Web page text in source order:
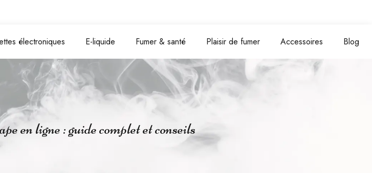
électroniques E-liquide Fumer & santé Plaisir de fumer Accessoires Blog
en ligne : guide complet et conseils